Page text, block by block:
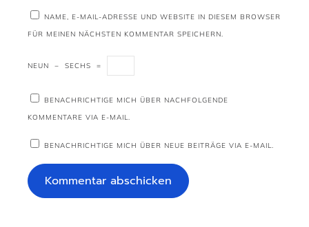
NAME, E-MAIL-ADRESSE UND WEBSITE IN DIESEM BROWSER
FÜR MEINEN NÄCHSTEN KOMMENTAR SPEICHERN.
NEUN − SECHS =
BENACHRICHTIGE MICH ÜBER NACHFOLGENDE
KOMMENTARE VIA E-MAIL.
BENACHRICHTIGE MICH ÜBER NEUE BEITRÄGE VIA E-MAIL.